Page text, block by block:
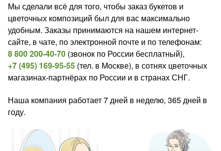
Мы сделали всё для того, чтобы заказ букетов и
цветочных композиций был для вас максимально
удобным. Заказы принимаются на нашем интернет-
сайте, в чате, по электронной почте и по телефонам:
8 800 200-40-70 (звонок по России бесплатный),
+7 (495) 169-95-55 (тел. в Москве), в сотнях цветочных
магазинах-партнёрах по России и в странах СНГ.
Наша компания работает 7 дней в неделю, 365 дней в
году.